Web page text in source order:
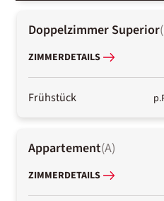
Doppelzimmer Superior(
ZIMMERDETAILS
Frühstück
Appartement(A)
ZIMMERDETAILS